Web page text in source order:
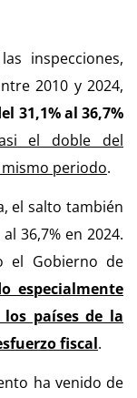
las inspecciones,
2010 y 2024,
31,1% al 36,7%
el doble del
mismo periodo.
el salto también
36,7% en 2024.
el Gobierno de
especialmente
países de la
fiscal.
ha venido de